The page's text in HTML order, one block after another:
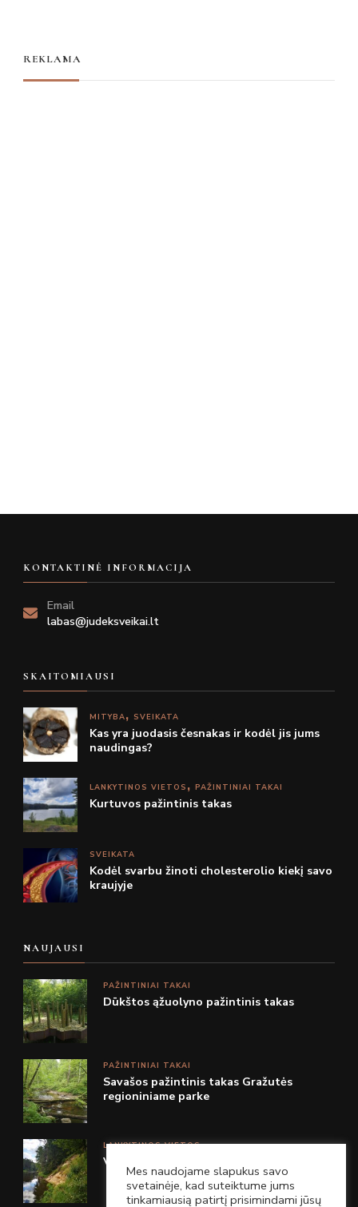
REKLAMA
KONTAKTINĖ INFORMACIJA
Email
labas@judeksveikai.lt
SKAITOMIAUSI
MITYBA SVEIKATA
Kas yra juodasis česnakas ir kodėl jis jums
naudingas?
LANKYTINOS VIETOS PAŽINTINIAI TAKAI
Kurtuvos pažintinis takas
SVEIKATA
Kodėl svarbu žinoti cholesterolio kiekį savo
kraujyje
NAUJAUSI
PAŽINTINIAI TAKAI
Dūkštos ąžuolyno pažintinis takas
PAŽINTINIAI TAKAI
Savašos pažintinis takas Gražutės
regioniniame parke
LANKYTINOS VIETOS
Vetygalos atodanga Anykščių r.
Mes naudojame slapukus savo
svetainėje, kad suteiktume jums
tinkamiausią patirtį prisimindami jūsų